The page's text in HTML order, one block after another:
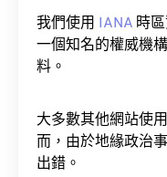
我們使用 IANA 時
一個知名的權威機
料。
大多數其他網站使
而，由於地緣政治
出錯。